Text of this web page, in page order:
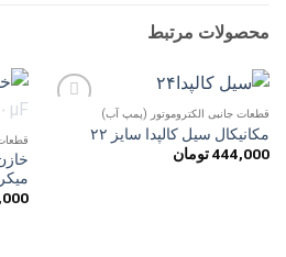
محصولات مرتبط
قطعات جانبی الکتروموتور (پمپ آب)
مکانیکال سیل کالپدا سایز ۲۲
444,000 تومان